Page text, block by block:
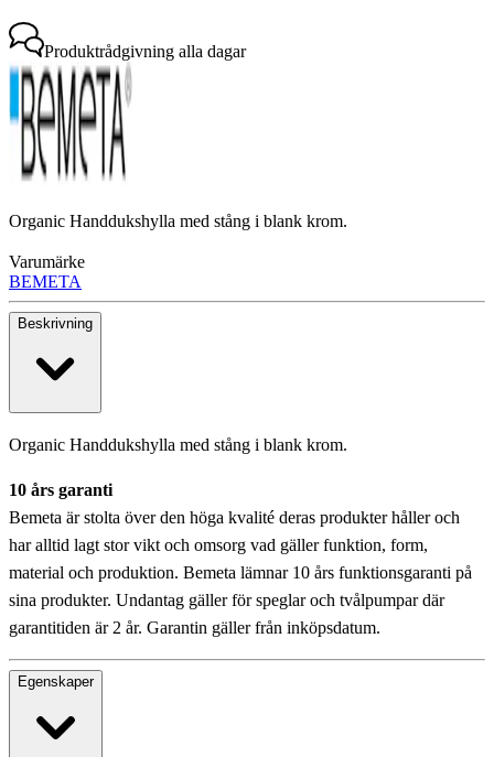
Produktrådgivning alla dagar
Organic Handdukshylla med stång i blank krom.
Varumärke
BEMETA
Beskrivning
Organic Handdukshylla med stång i blank krom.
10 års garanti
Bemeta är stolta över den höga kvalité deras produkter håller och
har alltid lagt stor vikt och omsorg vad gäller funktion, form,
material och produktion. Bemeta lämnar 10 års funktionsgaranti på
sina produkter. Undantag gäller för speglar och tvålpumpar där
garantitiden är 2 år. Garantin gäller från inköpsdatum.
Egenskaper